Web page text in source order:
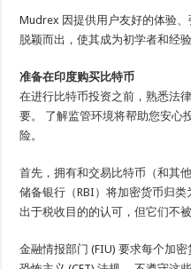
Mudrex 因提供用户友好的体验
脱颖而出，使其成为初学者和经
准备在印度购买比特币
在进行比特币投资之前，熟悉法
要。 了解监管环境将帮助您安心
险。
首先，拥有和交易比特币（和其
储备银行（RBI）将加密货币归类
出于税收目的的认可，但它们不
金融情报部门 (FIU) 要求每个加